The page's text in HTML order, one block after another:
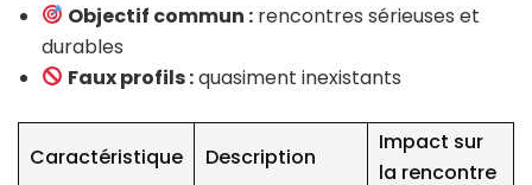
Objectif commun : rencontres sérieuses et
durables
Faux profils :quasiment inexistants
Caractéristique Description
Impact sur
la rencontre